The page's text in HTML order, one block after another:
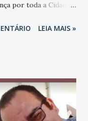
por toda a Cidade!
de Fortaleza,
Vacinação em alguns
O Sistema
naquela data.
LEIA MAIS »